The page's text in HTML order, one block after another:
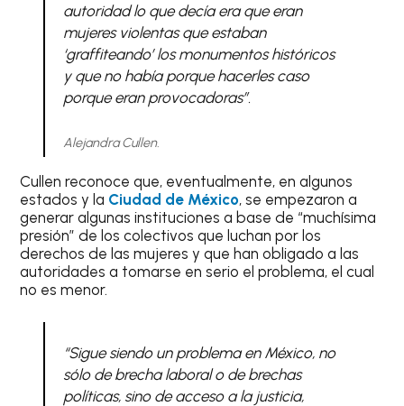
autoridad lo que decía era que eran
mujeres violentas que estaban
‘graffiteando’ los monumentos históricos
y que no había porque hacerles caso
porque eran provocadoras”.
Alejandra Cullen.
Cullen reconoce que, eventualmente, en algunos
estados y la Ciudad de México, se empezaron a
generar algunas instituciones a base de “muchísima
presión” de los colectivos que luchan por los
derechos de las mujeres y que han obligado a las
autoridades a tomarse en serio el problema, el cual
no es menor.
“Sigue siendo un problema en México, no
sólo de brecha laboral o de brechas
políticas, sino de acceso a la justicia,